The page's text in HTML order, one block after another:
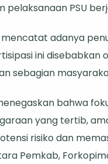
pelaksanaan PSU
adanya
ini disebabkan
sebagian
bahwa
yang tertib,
risiko dan
Pemkab,